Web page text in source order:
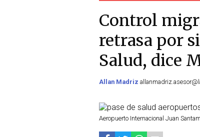
Control
retrasa por
Salud, dice
Allan Madriz
Aeropuerto Internacional Juan